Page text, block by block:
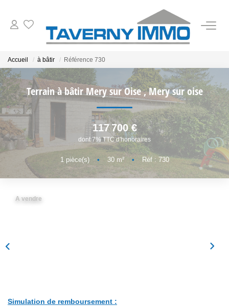
ESTIMATION
OUTILS
NOTRE AGENCE
CONTACT
Accueil à bâtir Référence 730
Terrain à bâtir Mery sur Oise,Mery sur oise
117 700 €
dont 7% TTC d'honoraires
1 pièce(s) • 30m² • Réf : 730
A vendre
Simulation de remboursement :